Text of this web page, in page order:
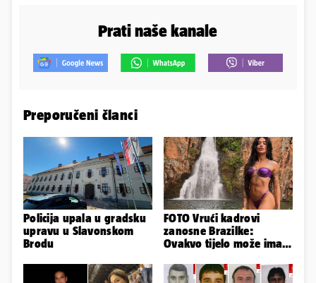
Prati naše kanale
Preporučeni članci
Policija upala u gradsku
upravu u Slavonskom
Brodu
FOTO Vrući kadrovi
zanosne Brazilke:
Ovakvo tijelo može imati